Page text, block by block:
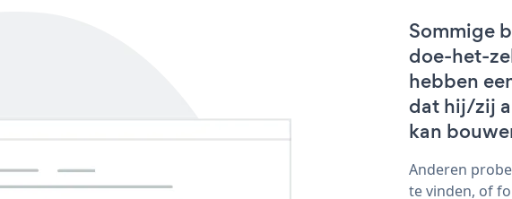
Sommige
doe-het-
hebben
dat hij/zij
kan
Anderen
te vinden, of